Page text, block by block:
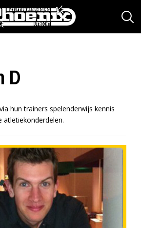
D
hun trainers spelenderwijs kennis
atletiekonderdelen.